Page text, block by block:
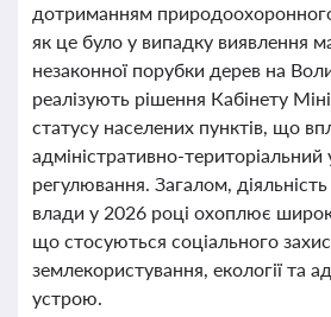
дотриманням
як це було у випадку виявлення
незаконної порубки дерев на
реалізують рішення Кабінету
статусу населених пунктів, що
адміністративно-територіальний
регулювання. Загалом, діяльність
влади у 2026 році охоплює
що стосуються соціального
землекористування, екології та
устрою.